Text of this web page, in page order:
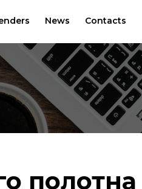
News Contacts
полотна